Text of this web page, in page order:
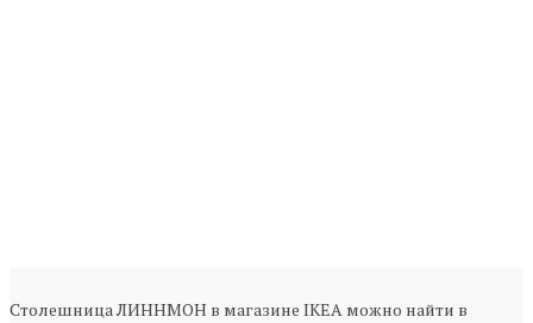
Столешница ЛИННМОН в магазине IKEA можно найти в